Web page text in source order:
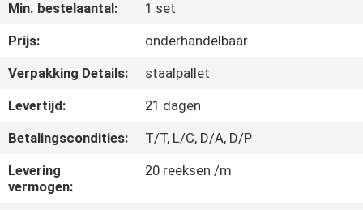
CONTACTEER
ONS
GEVALLEN
Min. bestelaantal:
1 set
Prijs:
onderhandelbaar
Verpakking Details:
staalpallet
Levertijd:
21 dagen
Betalingscondities:
T/T, L/C, D/A, D/P
Levering
vermogen:
20 reeksen /m